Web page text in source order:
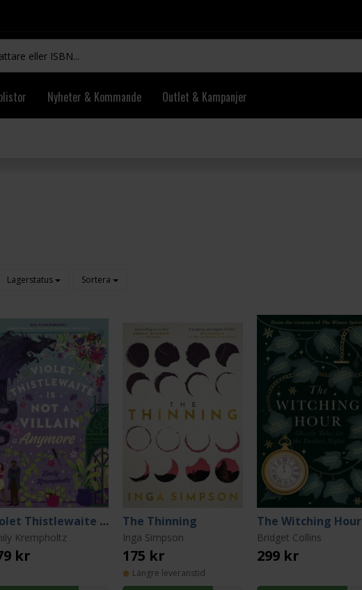
Nyheter & Kommande Outlet & Kampanjer
Lagerstatus Sortera
Violet Thistlewaite Is Not a Villain Anymore
Krempholtz
kr
The Thinning
Inga Simpson
175 kr
Längre leveranstid
The Witching Hour
Bridget Collins
299 kr